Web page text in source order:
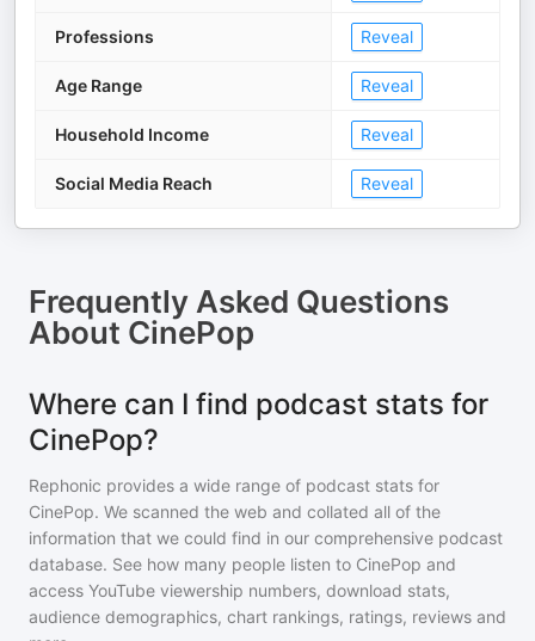
Professions Reveal
Age Range Reveal
Household Income Reveal
Social Media Reach Reveal
Frequently Asked Questions
About CinePop
Where can I find podcast stats for
CinePop?
Rephonic provides a wide range of podcast stats for
CinePop. We scanned the web and collated all of the
information that we could find in our comprehensive podcast
database. See how many people listen to CinePop and
access YouTube viewership numbers, download stats,
audience demographics, chart rankings, ratings, reviews and